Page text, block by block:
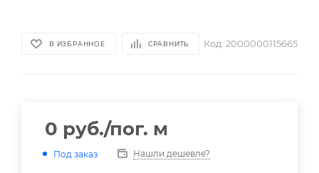
В ИЗБРАННОЕ СРАВНИТЬ Код: 2000000115665
0 руб./пог. м
Под заказ Нашли дешевле?